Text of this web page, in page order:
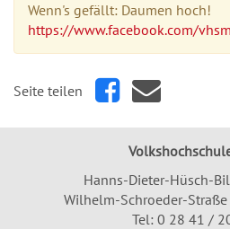
Wenn's gefällt: Daumen hoch!
https://www.facebook.com/
Seite teilen
Hanns-Dieter-Hüsch-
Wilhelm-Schroeder-
Tel: 0 28 41 /